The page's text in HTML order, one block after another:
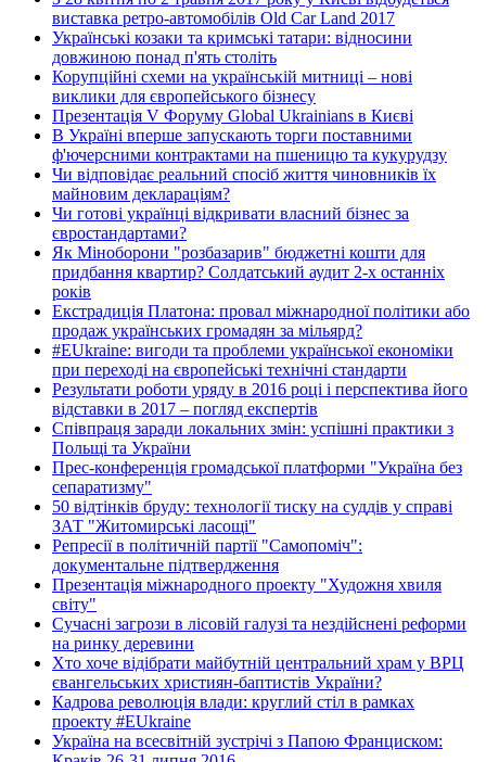
виставка ретро-автомобілів Old Car Land 2017
Українські козаки та кримські татари: відносини
довжиною понад п'ять століть
Корупційні схеми на українській митниці – нові
виклики для європейського бізнесу
Презентація V Форуму Global Ukrainians в Києві
В Україні вперше запускають торги поставними
ф'ючерсними контрактами на пшеницю та кукурудзу
Чи відповідає реальний спосіб життя чиновників їх
майновим деклараціям?
Чи готові українці відкривати власний бізнес за
євростандартами?
Як Міноборони "розбазарив" бюджетні кошти для
придбання квартир? Солдатський аудит 2-х останніх
років
Екстрадиція Платона: провал міжнародної політики або
продаж українських громадян за мільярд?
#EUkraine: вигоди та проблеми української економіки
при переході на європейські технічні стандарти
Результати роботи уряду в 2016 році і перспектива його
відставки в 2017 – погляд експертів
Співпраця заради локальних змін: успішні практики з
Польщі та України
Прес-конференція громадської платформи "Україна без
сепаратизму"
50 відтінків бруду: технології тиску на суддів у справі
ЗАТ "Житомирські ласощі"
Репресії в політичній партії "Самопоміч":
документальне підтвердження
Презентація міжнародного проекту "Художня хвиля
світу"
Сучасні загрози в лісовій галузі та нездійснені реформи
на ринку деревини
Хто хоче відібрати майбутній центральний храм у ВРЦ
євангельських християн-баптистів України?
Кадрова революція влади: круглий стіл в рамках
проекту #EUkraine
Україна на всесвітній зустрічі з Папою Франциском: